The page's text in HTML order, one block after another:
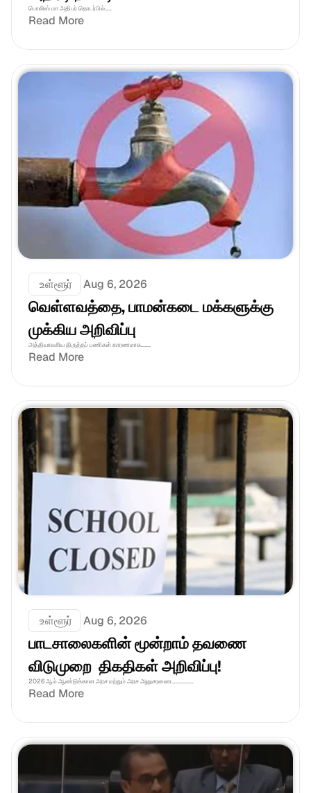
பொலிஸ் மா அதிபர் தொடர்பில்.....
Read More
உள்ளூர் Aug 6, 2026
வெள்ளவத்தை, பாமன்கடை மக்களுக்கு
முக்கிய அறிவிப்பு
அத்தியாவசிய திருத்தப் பணிகள் காரணமாக.......
Read More
உள்ளூர் Aug 6, 2026
பாடசாலைகளின் மூன்றாம் தவணை
விடுமுறை  திகதிகள் அறிவிப்பு!
2026 ஆம் ஆண்டுக்கான அரச மற்றும் அரச அனுசரணை................
Read More